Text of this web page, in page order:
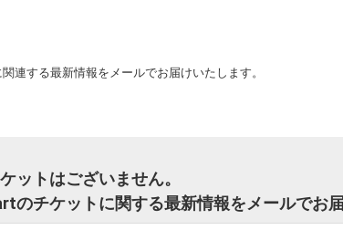
連する最新情報をメールでお届けいたします。
ットはございません。
のチケットに関する最新情報をメールでお届